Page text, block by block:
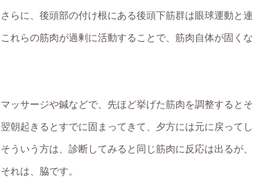
さらに、後頭部の付け根にある後頭下筋群は眼球運動と
これらの筋肉が過剰に活動することで、筋肉自体が固く
マッサージや鍼などで、先ほど挙げた筋肉を調整するとそ
翌朝起きるとすでに固まってきて、夕方には元に戻って
そういう方は、診断してみると同じ筋肉に反応は出るが
それは、脇です。